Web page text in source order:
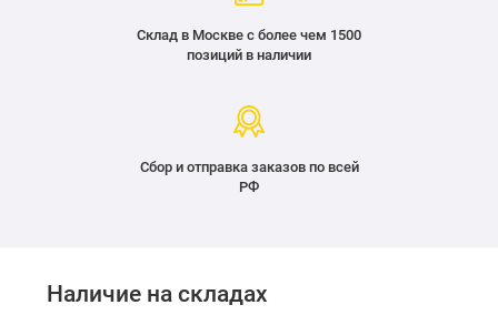
Склад в Москве с более чем 1500
позиций в наличии
Сбор и отправка заказов по всей
РФ
Наличие на складах